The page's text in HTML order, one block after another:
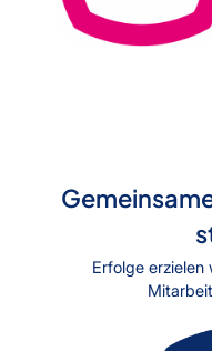
Erfolge erzielen